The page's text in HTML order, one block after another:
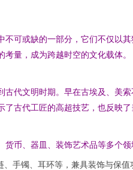
不可或缺的一部分，它们不仅以
量，成为跨越时空的文化载体。
古代文明时期。早在古埃及、美
古代工匠的高超技艺，也反映了
币、器皿、装饰艺术品等多个领
手镯、耳环等，兼具装饰与保值